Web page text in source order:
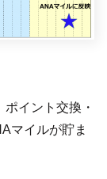
イント交換・
マイルが貯ま